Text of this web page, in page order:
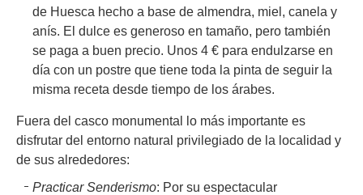
de Huesca hecho a base de almendra, miel, canela y
anís. El dulce es generoso en tamaño, pero también
se paga a buen precio. Unos 4 € para endulzarse en
día con un postre que tiene toda la pinta de seguir la
misma receta desde tiempo de los árabes.
Fuera del casco monumental lo más importante es
disfrutar del entorno natural privilegiado de la localidad y
de sus alrededores:
Practicar Senderismo: Por su espectacular